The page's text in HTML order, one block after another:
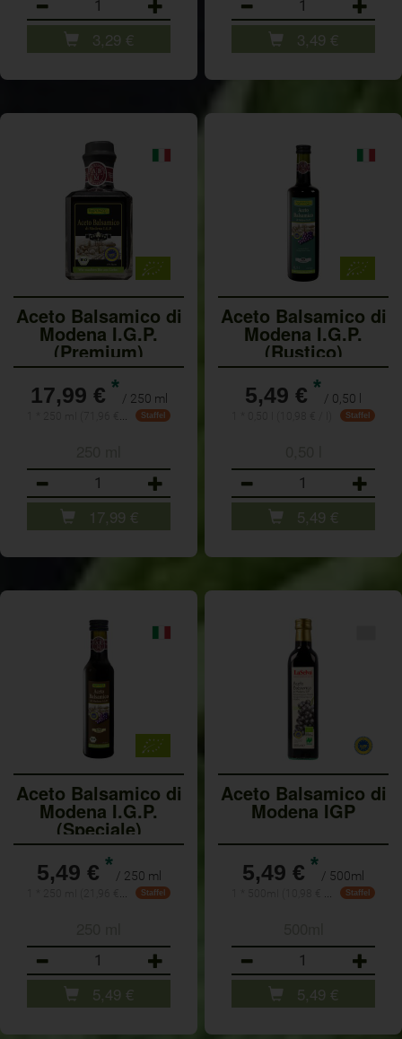
3,29 € 3,49 €
Aceto Balsamico di
Modena I.G.P.
(Premium)
17,99 € * / 250 ml
Staffel
17,99 €
Aceto Balsamico di
Modena I.G.P.
(Rustico)
5,49 € * / 0,50 l
Staffel
5,49 €
Aceto Balsamico di
Modena I.G.P.
(Speciale)
5,49 € * / 250 ml
Staffel
5,49 €
Aceto Balsamico di
Modena IGP
5,49 € * / 500ml
Staffel
5,49 €